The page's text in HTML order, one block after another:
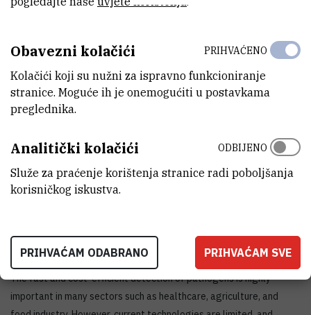
STATUS
Završen
IZNOS FINANCIRANJA
VIŠE INFORMACIJA
CroRIS stranica projekta
The fast and cost-efficient detection of pathogens is highly
important in many sectors such as healthcare, agriculture, and
Obavezni kolačići
Kolačići koji su nužni za ispravno funkcioniranje
stranice. Moguće ih je onemogućiti u postavkama
preglednika.
PRIHVAĆENO
Analitički kolačići
Služe za praćenje korištenja stranice radi poboljšanja
korisničkog iskustva.
ODBIJENO
PRIHVAĆAM ODABRANO PRIHVAĆAM SVE